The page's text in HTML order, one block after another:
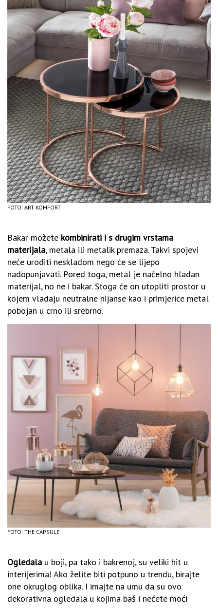
FOTO: ART KOMFORT
Bakar možete kombinirati i s drugim vrstama
materijala, metala ili metalik premaza. Takvi spojevi
neće uroditi neskladom nego će se lijepo
nadopunjavati. Pored toga, metal je načelno hladan
materijal, no ne i bakar. Stoga će on utopliti prostor u
kojem vladaju neutralne nijanse kao i primjerice metal
pobojan u crno ili srebrno.
FOTO: THE CAPSULE
Ogledala u boji, pa tako i bakrenoj, su veliki hit u
interijerima! Ako želite biti potpuno u trendu, birajte
one okruglog oblika. I imajte na umu da su ovo
dekorativna ogledala u kojima baš i nećete moći